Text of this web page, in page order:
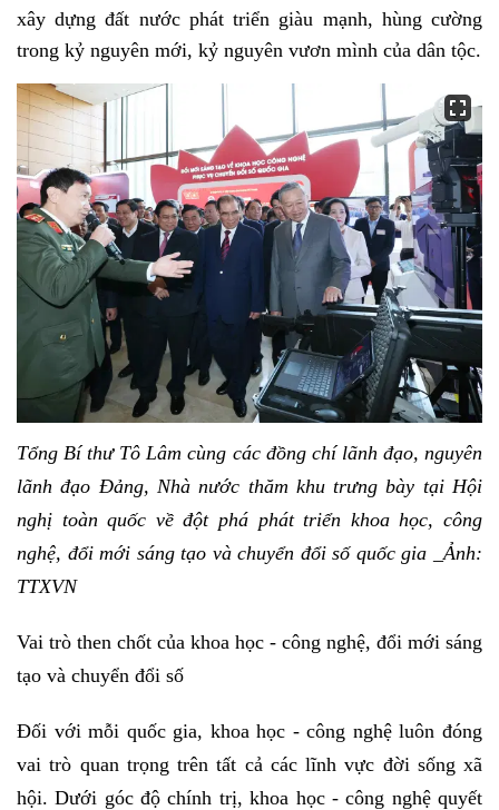
xây dựng đất nước phát triển giàu mạnh, hùng cường
trong kỷ nguyên mới, kỷ nguyên vươn mình của dân tộc.
Tổng Bí thư Tô Lâm cùng các đồng chí lãnh đạo, nguyên
lãnh đạo Đảng, Nhà nước thăm khu trưng bày tại Hội
nghị toàn quốc về đột phá phát triển khoa học, công
nghệ, đổi mới sáng tạo và chuyển đổi số quốc gia _Ảnh:
TTXVN
Vai trò then chốt của khoa học - công nghệ, đổi mới sáng
tạo và chuyển đổi số
Đối với mỗi quốc gia, khoa học - công nghệ luôn đóng
vai trò quan trọng trên tất cả các lĩnh vực đời sống xã
hội. Dưới góc độ chính trị, khoa học - công nghệ quyết